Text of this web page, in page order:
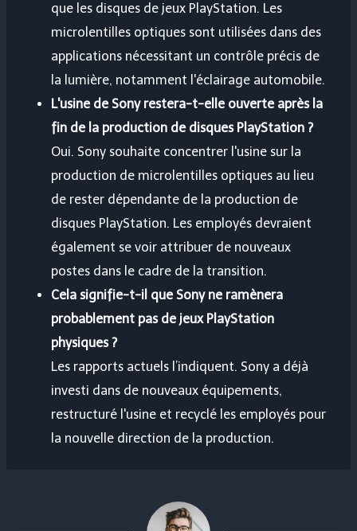
que les disques de jeux PlayStation. Les
microlentilles optiques sont utilisées dans des
applications nécessitant un contrôle précis de
la lumière, notamment l'éclairage automobile.
L'usine de Sony restera-t-elle ouverte après la
fin de la production de disques PlayStation ?
Oui. Sony souhaite concentrer l'usine sur la
production de microlentilles optiques au lieu
de rester dépendante de la production de
disques PlayStation. Les employés devraient
également se voir attribuer de nouveaux
postes dans le cadre de la transition.
Cela signifie-t-il que Sony ne ramènera
probablement pas de jeux PlayStation
physiques ?
Les rapports actuels l’indiquent. Sony a déjà
investi dans de nouveaux équipements,
restructuré l'usine et recyclé les employés pour
la nouvelle direction de la production.